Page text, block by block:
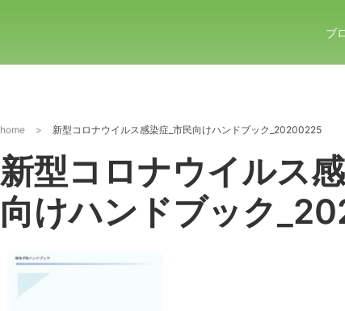
ブ
home > 新型コロナウイルス感染症_市民向けハンドブック_20200225
新型コロナウイルス
向けハンドブック